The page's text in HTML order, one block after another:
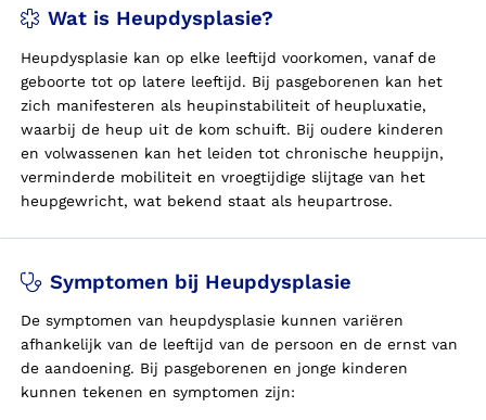
Wat is Heupdysplasie?
Heupdysplasie kan op elke leeftijd voorkomen, vanaf de
geboorte tot op latere leeftijd. Bij pasgeborenen kan het
zich manifesteren als heupinstabiliteit of heupluxatie,
waarbij de heup uit de kom schuift. Bij oudere kinderen
en volwassenen kan het leiden tot chronische heuppijn,
verminderde mobiliteit en vroegtijdige slijtage van het
heupgewricht, wat bekend staat als heupartrose.
Symptomen bij Heupdysplasie
De symptomen van heupdysplasie kunnen variëren
afhankelijk van de leeftijd van de persoon en de ernst van
de aandoening. Bij pasgeborenen en jonge kinderen
kunnen tekenen en symptomen zijn: